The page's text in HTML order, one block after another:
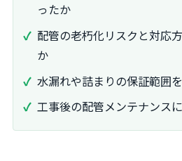
ったか
配管の老朽化リスクと対応
か
水漏れや詰まりの保証範囲
工事後の配管メンテナンス